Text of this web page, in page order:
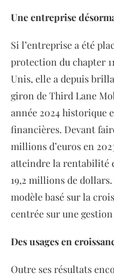
Une entreprise
Si l’entreprise a été
protection du chapter
Unis, elle a depuis
giron de Third Lane
année 2024 historique
financières. Devant
millions d’euros en
atteindre la rentabilité
19,2 millions de dollars.
modèle basé sur la
centrée sur une
Des usages en
Outre ses résultats